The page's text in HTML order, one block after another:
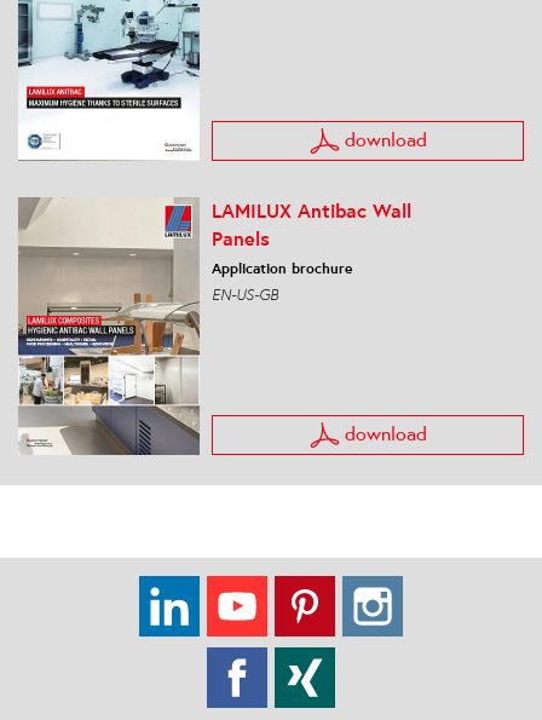
download
LAMILUX Antibac Wall
Panels
Application brochure
EN-US-GB
download